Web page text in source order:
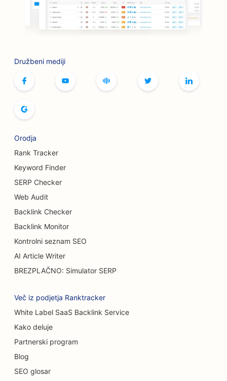
SEO za butike
SEO za storitve botoksa in polnil
SEO za knjigarne
SEO za storitve povečanja prsi
SEO za tovornjake za burgerje
SEO za opeklinske kirurge
SEO za kavarne
SEO za restavracije s priložnostno prehrano
SEO za prodajalne preprog in talnih oblog
SEO za avtopralnice
SEO za samopostrežne restavracije
SEO za kiropraktike
Družbeni mediji
Orodja
Rank Tracker
Keyword Finder
SERP Checker
Web Audit
Backlink Checker
Backlink Monitor
Kontrolni seznam SEO
AI Article Writer
BREZPLAČNO: Simulator SERP
Več iz podjetja Ranktracker
White Label SaaS Backlink Service
Kako deluje
Partnerski program
Blog
SEO glosar